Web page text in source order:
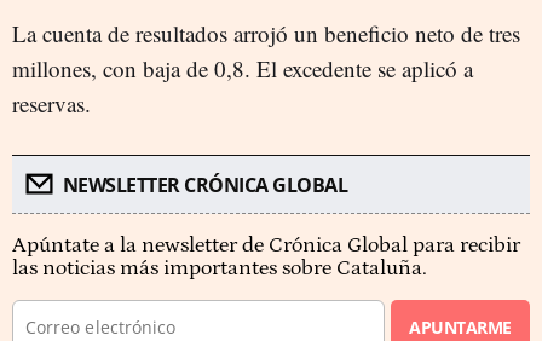
La cuenta de resultados arrojó un beneficio neto de tres
millones, con baja de 0,8. El excedente se aplicó a
reservas.
NEWSLETTER CRÓNICA GLOBAL
Apúntate a la newsletter de Crónica Global para recibir
las noticias más importantes sobre Cataluña.
APUNTARME